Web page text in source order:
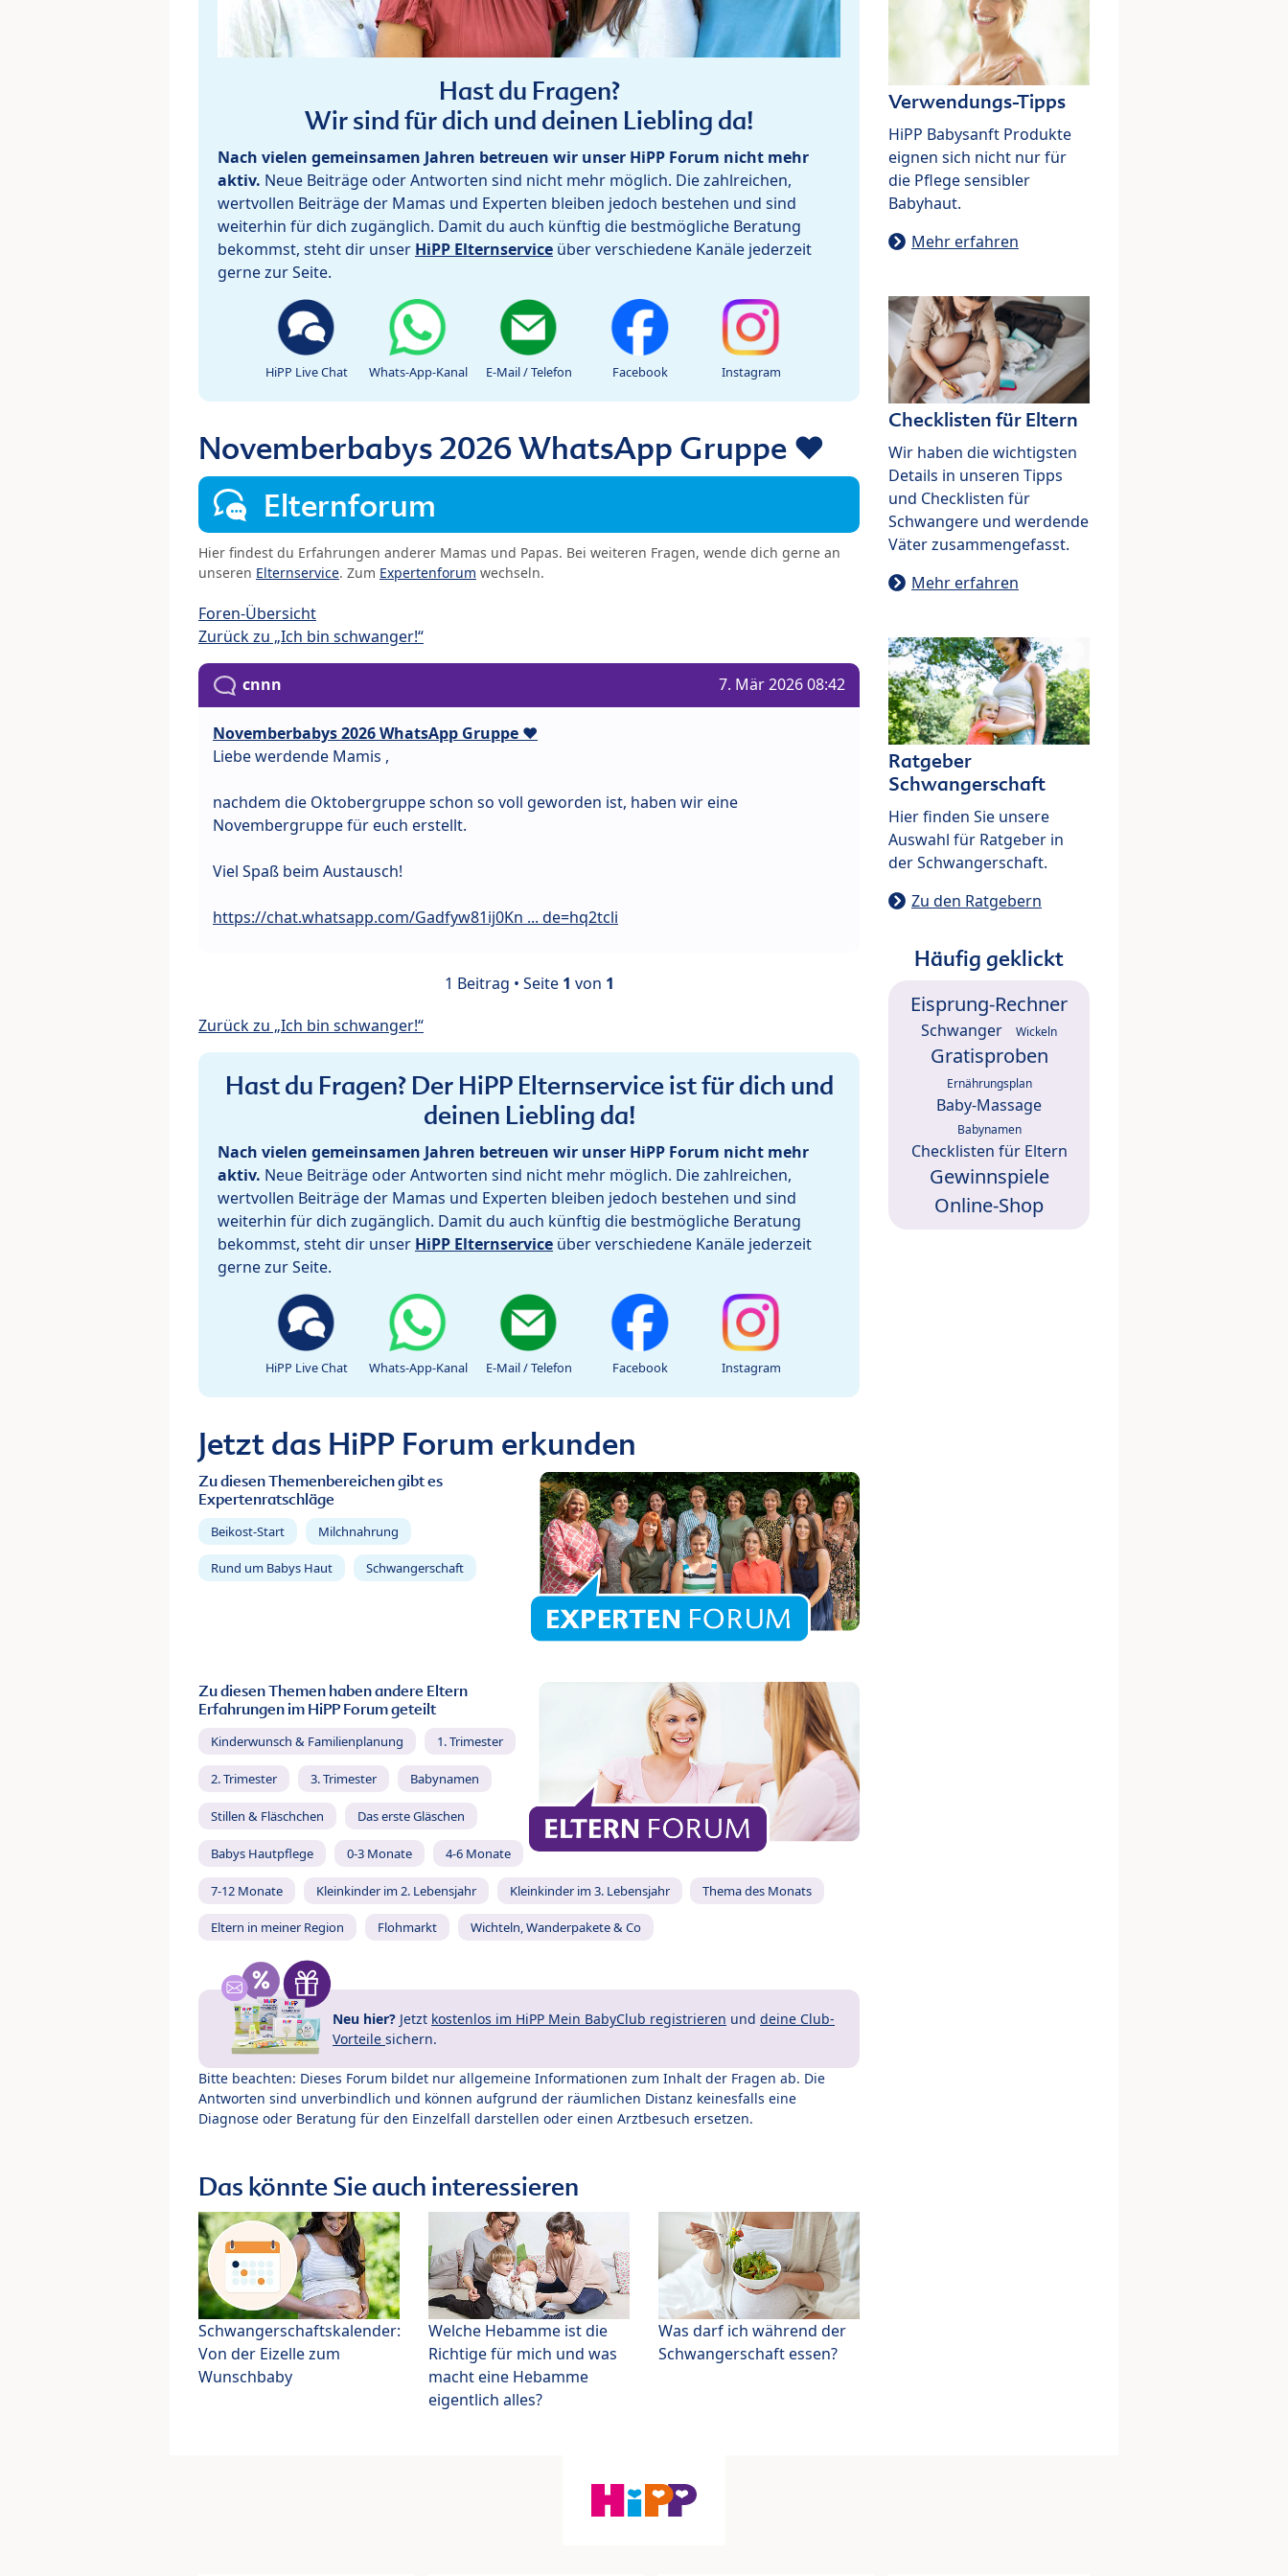
Hast du Fragen?
Wir sind für dich und deinen Liebling da!
Nach vielen gemeinsamen Jahren betreuen wir unser HiPP Forum nicht mehr
aktiv. Neue Beiträge oder Antworten sind nicht mehr möglich. Die zahlreichen,
wertvollen Beiträge der Mamas und Experten bleiben jedoch bestehen und sind
weiterhin für dich zugänglich. Damit du auch künftig die bestmögliche Beratung
bekommst, steht dir unser HiPP Elternservice über verschiedene Kanäle jederzeit
gerne zur Seite.
HiPP Live Chat Whats-App-Kanal E-Mail / Telefon Facebook Instagram
Novemberbabys 2026 WhatsApp Gruppe ❤️
Elternforum
Hier findest du Erfahrungen anderer Mamas und Papas. Bei weiteren Fragen, wende dich gerne an
unseren Elternservice. Zum Expertenforum wechseln.
Foren-Übersicht
Zurück zu „Ich bin schwanger!“
cnnn 7. Mär 2026 08:42
Novemberbabys 2026 WhatsApp Gruppe ❤️
Liebe werdende Mamis ,
nachdem die Oktobergruppe schon so voll geworden ist, haben wir eine
Novembergruppe für euch erstellt.
Viel Spaß beim Austausch!
https://chat.whatsapp.com/Gadfyw81ij0Kn ... de=hq2tcli
1 Beitrag • Seite 1 von 1
Zurück zu „Ich bin schwanger!“
Hast du Fragen? Der HiPP Elternservice ist für dich und
deinen Liebling da!
Nach vielen gemeinsamen Jahren betreuen wir unser HiPP Forum nicht mehr
aktiv. Neue Beiträge oder Antworten sind nicht mehr möglich. Die zahlreichen,
wertvollen Beiträge der Mamas und Experten bleiben jedoch bestehen und sind
weiterhin für dich zugänglich. Damit du auch künftig die bestmögliche Beratung
bekommst, steht dir unser HiPP Elternservice über verschiedene Kanäle jederzeit
gerne zur Seite.
HiPP Live Chat Whats-App-Kanal E-Mail / Telefon Facebook Instagram
Jetzt das HiPP Forum erkunden
Zu diesen Themenbereichen gibt es
Expertenratschläge
Beikost-Start Milchnahrung
Rund um Babys Haut Schwangerschaft
Zu diesen Themen haben andere Eltern
Erfahrungen im HiPP Forum geteilt
Kinderwunsch & Familienplanung 1. Trimester
2. Trimester 3. Trimester Babynamen
Stillen & Fläschchen Das erste Gläschen
Babys Hautpflege 0-3 Monate 4-6 Monate
7-12 Monate Kleinkinder im 2. Lebensjahr Kleinkinder im 3. Lebensjahr Thema des Monats
Eltern in meiner Region Flohmarkt Wichteln, Wanderpakete & Co
Neu hier? Jetzt kostenlos im HiPP Mein BabyClub registrieren und deine Club-
Vorteile sichern.
Bitte beachten: Dieses Forum bildet nur allgemeine Informationen zum Inhalt der Fragen ab. Die
Antworten sind unverbindlich und können aufgrund der räumlichen Distanz keinesfalls eine
Diagnose oder Beratung für den Einzelfall darstellen oder einen Arztbesuch ersetzen.
Das könnte Sie auch interessieren
Schwangerschaftskalender:
Von der Eizelle zum
Wunschbaby
Welche Hebamme ist die
Richtige für mich und was
macht eine Hebamme
eigentlich alles?
Was darf ich während der
Schwangerschaft essen?
Verwendungs-Tipps
HiPP Babysanft Produkte
eignen sich nicht nur für
die Pflege sensibler
Babyhaut.
Mehr erfahren
Checklisten für Eltern
Wir haben die wichtigsten
Details in unseren Tipps
und Checklisten für
Schwangere und werdende
Väter zusammengefasst.
Mehr erfahren
Ratgeber
Schwangerschaft
Hier finden Sie unsere
Auswahl für Ratgeber in
der Schwangerschaft.
Zu den Ratgebern
Häufig geklickt
Eisprung-Rechner
Schwanger Wickeln
Gratisproben
Ernährungsplan
Baby-Massage
Babynamen
Checklisten für Eltern
Gewinnspiele
Online-Shop